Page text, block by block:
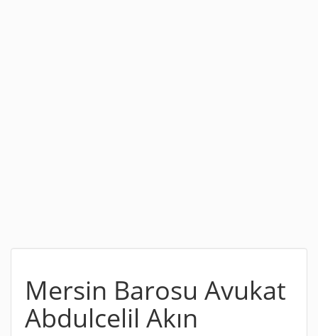
Mersin Barosu Avukat
Abdulcelil Akın